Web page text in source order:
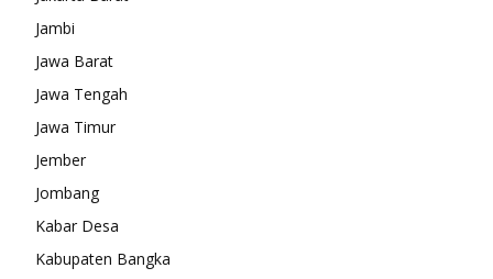
Jambi
Jawa Barat
Jawa Tengah
Jawa Timur
Jember
Jombang
Kabar Desa
Kabupaten Bangka